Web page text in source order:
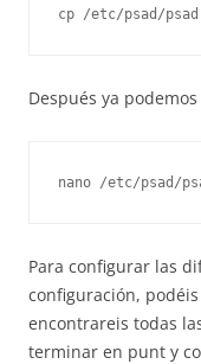
cp /etc/psad/
Después ya
nano /etc/psad/
Para configurar las
configuración,
encontrareis todas
terminar en punt y